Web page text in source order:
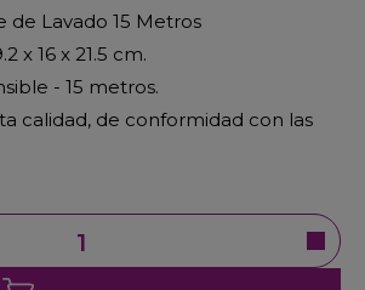
de Lavado 15 Metros
x 16 x 21.5 cm.
- 15 metros.
calidad, de conformidad con las